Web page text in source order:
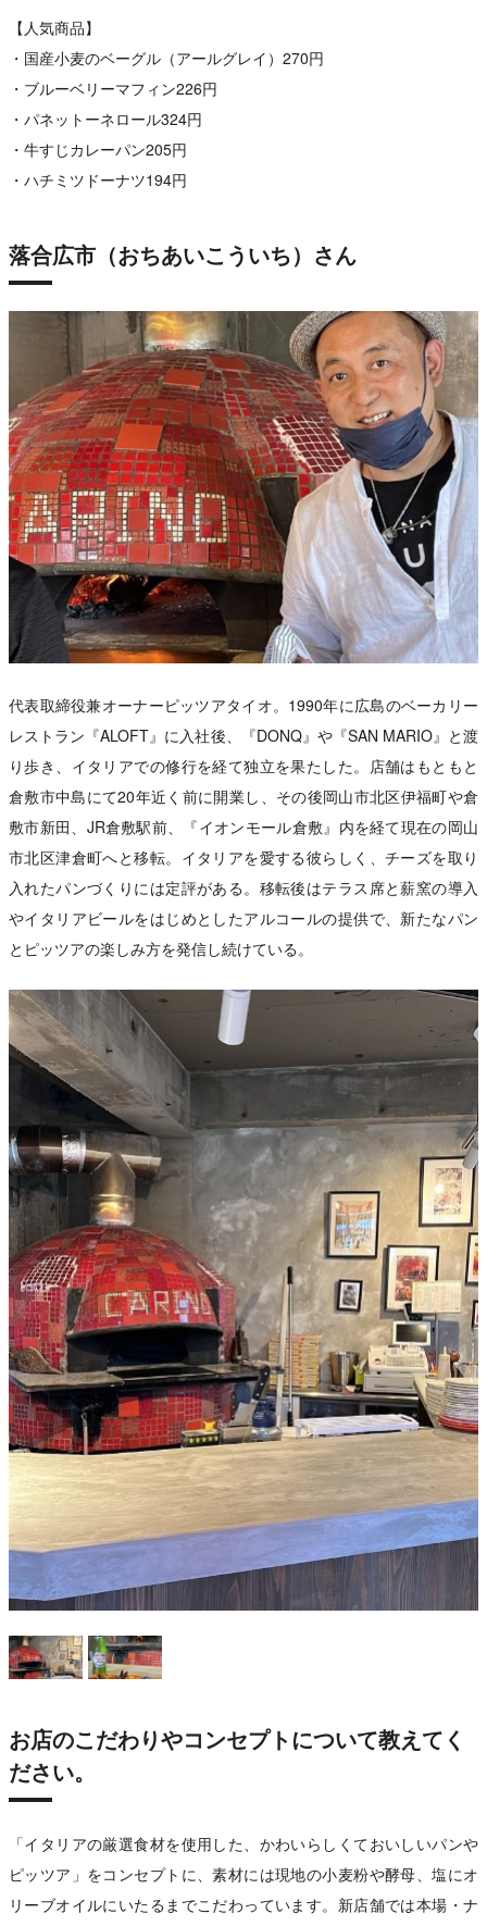
【人気商品】
・国産小麦のベーグル（アールグレイ）270円
・ブルーベリーマフィン226円
・パネットーネロール324円
・牛すじカレーパン205円
・ハチミツドーナツ194円
落合広市（おちあいこういち）さん
代表取締役兼オーナーピッツアタイオ。1990年に広島のベーカリー
レストラン『ALOFT』に入社後、『DONQ』や『SAN MARIO』と渡
り歩き、イタリアでの修行を経て独立を果たした。店舗はもともと
倉敷市中島にて20年近く前に開業し、その後岡山市北区伊福町や倉
敷市新田、JR倉敷駅前、『イオンモール倉敷』内を経て現在の岡山
市北区津倉町へと移転。イタリアを愛する彼らしく、チーズを取り
入れたパンづくりには定評がある。移転後はテラス席と薪窯の導入
やイタリアビールをはじめとしたアルコールの提供で、新たなパン
とピッツアの楽しみ方を発信し続けている。
お店のこだわりやコンセプトについて教えてく
ださい。
「イタリアの厳選食材を使用した、かわいらしくておいしいパンや
ピッツア」をコンセプトに、素材には現地の小麦粉や酵母、塩にオ
リーブオイルにいたるまでこだわっています。新店舗では本場・ナ